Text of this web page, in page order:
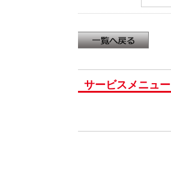
サービスメニュー